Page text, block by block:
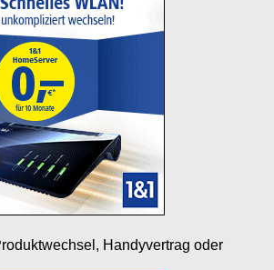
Handyvertrag oder